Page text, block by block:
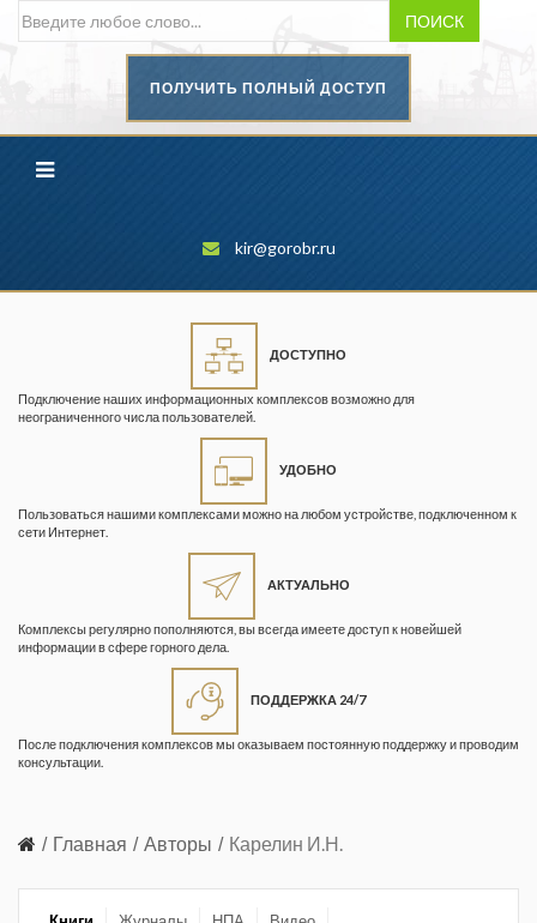
ПОИСК
ПОЛУЧИТЬ ПОЛНЫЙ ДОСТУП
kir@gorobr.ru
ДОСТУПНО
Подключение наших информационных комплексов возможно для
неограниченного числа пользователей.
УДОБНО
Пользоваться нашими комплексами можно на любом устройстве, подключенном к
сети Интернет.
АКТУАЛЬНО
Комплексы регулярно пополняются, вы всегда имеете доступ к новейшей
информации в сфере горного дела.
ПОДДЕРЖКА 24/7
После подключения комплексов мы оказываем постоянную поддержку и проводим
консультации.
Главная Авторы Карелин И.Н.
промышленности
Геопрофи
Горнопромышленные ведомости
Кузбасса. Информационный
безопасность»
Информационный бюллетень
атомному надзору